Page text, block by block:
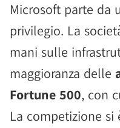
Microsoft parte da
privilegio. La
mani sulle
maggioranza delle
Fortune 500, con
La competizione si